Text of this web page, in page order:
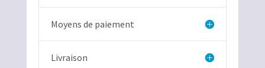
Moyens de paiement
Livraison